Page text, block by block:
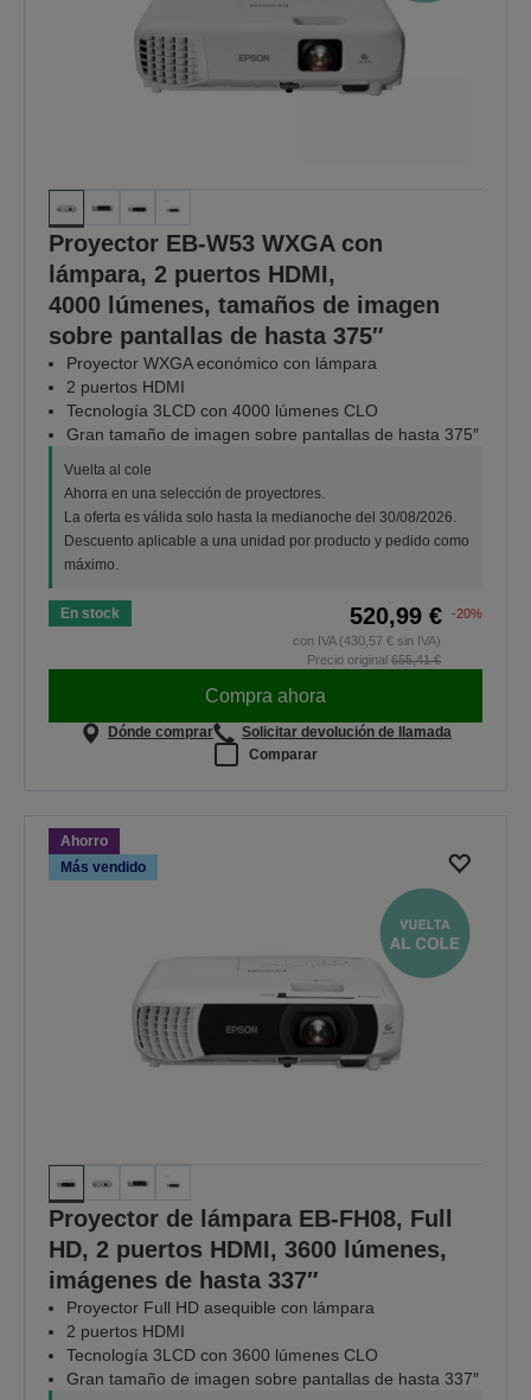
Proyector EB-W53 WXGA con
lámpara, 2 puertos HDMI,
4000 lúmenes, tamaños de imagen
sobre pantallas de hasta 375″
Proyector WXGA económico con lámpara
2 puertos HDMI
Tecnología 3LCD con 4000 lúmenes CLO
Gran tamaño de imagen sobre pantallas de hasta 375″
Vuelta al cole
Ahorra en una selección de proyectores.
La oferta es válida solo hasta la medianoche del 30/08/2026.
Descuento aplicable a una unidad por producto y pedido como
máximo.
En stock 520,99 €
-20%
con IVA (430,57 € sin IVA)
Precio original 655,41 €
Compra ahora
Dónde comprar
Solicitar devolución de llamada
Comparar
Ahorro
Más vendido
Proyector de lámpara EB-FH08, Full
HD, 2 puertos HDMI, 3600 lúmenes,
imágenes de hasta 337″
Proyector Full HD asequible con lámpara
2 puertos HDMI
Tecnología 3LCD con 3600 lúmenes CLO
Gran tamaño de imagen sobre pantallas de hasta 337″